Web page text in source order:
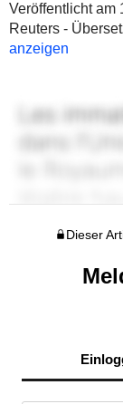
Veröffentlicht am
Reuters -
anzeigen
Dieser